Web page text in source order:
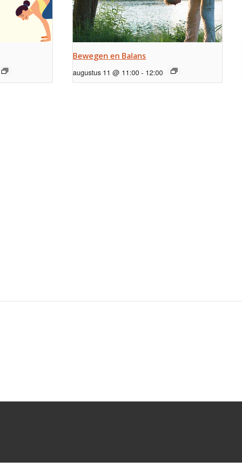
Bewegen en Balans
augustus 11 @ 11:00 - 12:00